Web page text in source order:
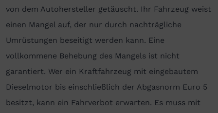
von dem Autohersteller getäuscht. Ihr Fahrzeug weist
einen Mangel auf, der nur durch nachträgliche
Umrüstungen beseitigt werden kann. Eine
vollkommene Behebung des Mangels ist nicht
garantiert. Wer ein Kraftfahrzeug mit eingebautem
Dieselmotor bis einschließlich der Abgasnorm Euro 5
besitzt, kann ein Fahrverbot erwarten. Es muss mit